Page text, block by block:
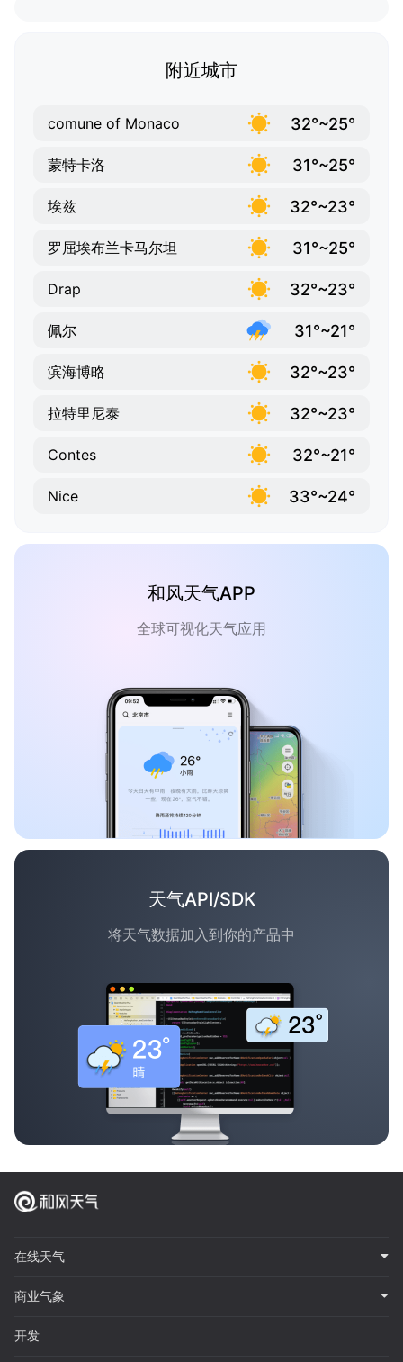
附近城市
comune of Monaco 32°~25°
蒙特卡洛 31°~25°
埃兹 32°~23°
罗屈埃布兰卡马尔坦 31°~25°
Drap 32°~23°
佩尔 31°~21°
滨海博略 32°~23°
拉特里尼泰 32°~23°
Contes 32°~21°
Nice 33°~24°
和风天气APP
全球可视化天气应用
天气API/SDK
将天气数据加入到你的产品中
在线天气
商业气象
开发